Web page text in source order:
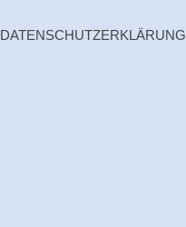
DATENSCHUTZERKLÄRUNG